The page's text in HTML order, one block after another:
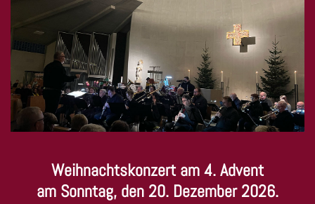
Weihnachtskonzert am 4. Advent
am Sonntag, den 20. Dezember 2026.